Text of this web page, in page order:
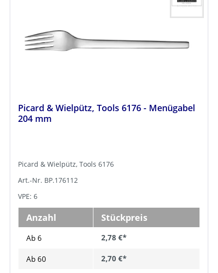
Picard & Wielpütz, Tools 6176 - Menügabel
204 mm
Picard & Wielpütz, Tools 6176
Art.-Nr. BP.176112
VPE: 6
Anzahl Stückpreis
Ab 6 2,78 €*
Ab 60 2,70 €*